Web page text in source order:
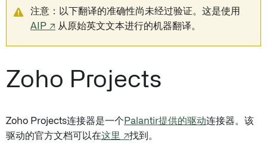
注意：以下翻译的准确性尚未经过验证。这是使用
AIP ↗ 从原始英文文本进行的机器翻译。
Zoho Projects
Zoho Projects连接器是一个 Palantir提供的驱动连接器。该
驱动的官方文档可以在这里 ↗找到。